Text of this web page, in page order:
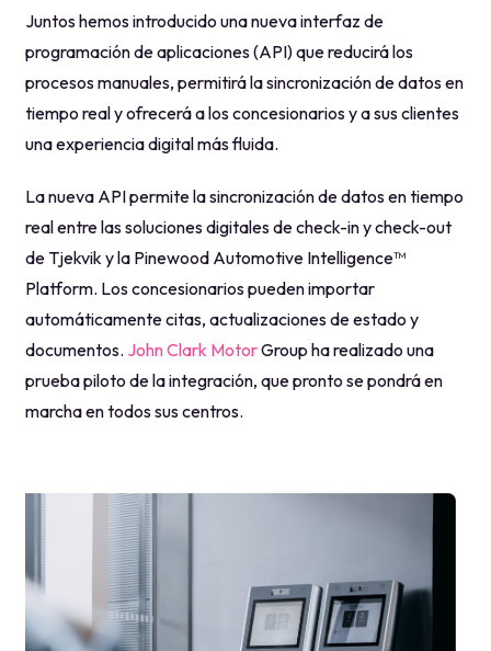
Juntos hemos introducido una nueva interfaz de
programación de aplicaciones (API) que reducirá los
procesos manuales, permitirá la sincronización de datos en
tiempo real y ofrecerá a los concesionarios y a sus clientes
una experiencia digital más fluida.
La nueva API permite la sincronización de datos en tiempo
real entre las soluciones digitales de check-in y check-out
de Tjekvik y la Pinewood Automotive Intelligence™
Platform. Los concesionarios pueden importar
automáticamente citas, actualizaciones de estado y
documentos. John Clark MotorGroup ha realizado una
prueba piloto de la integración, que pronto se pondrá en
marcha en todos sus centros.